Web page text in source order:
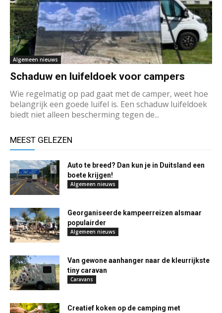
Algemeen nieuws
Schaduw en luifeldoek voor campers
Wie regelmatig op pad gaat met de camper, weet hoe
belangrijk een goede luifel is. Een schaduw luifeldoek
biedt niet alleen bescherming tegen de...
MEEST GELEZEN
Auto te breed? Dan kun je in Duitsland een
boete krijgen!
Algemeen nieuws
Georganiseerde kampeerreizen alsmaar
populairder
Algemeen nieuws
Van gewone aanhanger naar de kleurrijkste
tiny caravan
Caravans
Creatief koken op de camping met